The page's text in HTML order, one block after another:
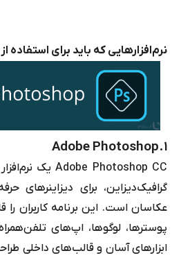
نرم‌افزارهایی که باید برای
۱. Adobe Photoshop
Adobe Photoshop CCیک
گرافیکدیزاین، برای دیزاینرهای
عکاسان است. این برنامه کاربران
پوسترها، لوگوها، اپ‌های
ابزارهای آسان و قالب‌های داخلی